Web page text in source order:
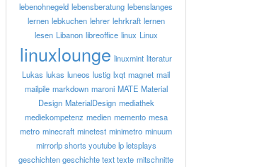
lebenohnegeld lebensberatung lebenslanges
lernen lebkuchen lehrer lehrkraft lernen
lesen Libanon libreoffice linux Linux
linuxlounge linuxmint literatur
Lukas lukas luneos lustig lxqt magnet mail
mailpile markdown maroni MATE Material
Design MaterialDesign mediathek
mediekompetenz medien memento mesa
metro minecraft minetest minimetro minuum
mirrorlp shorts youtube lp letsplays
geschichten geschichte text texte mitschnitte